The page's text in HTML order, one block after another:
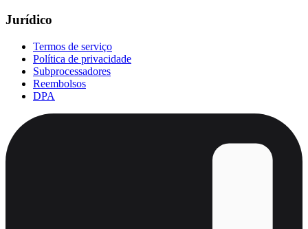
Jurídico
Termos de serviço
Política de privacidade
Subprocessadores
Reembolsos
DPA